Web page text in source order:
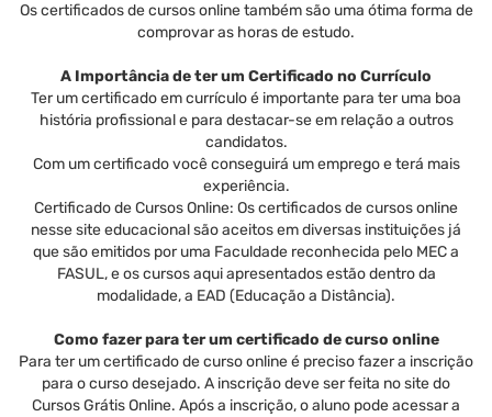
Os certificados de cursos online também são uma ótima forma de
comprovar as horas de estudo.
A Importância de ter um Certificado no Currículo
Ter um certificado em currículo é importante para ter uma boa
história profissional e para destacar-se em relação a outros
candidatos.
Com um certificado você conseguirá um emprego e terá mais
experiência.
Certificado de Cursos Online: Os certificados de cursos online
nesse site educacional são aceitos em diversas instituições já
que são emitidos por uma Faculdade reconhecida pelo MEC a
FASUL, e os cursos aqui apresentados estão dentro da
modalidade, a EAD (Educação a Distância).
Como fazer para ter um certificado de curso online
Para ter um certificado de curso online é preciso fazer a inscrição
para o curso desejado. A inscrição deve ser feita no site do
Cursos Grátis Online. Após a inscrição, o aluno pode acessar a